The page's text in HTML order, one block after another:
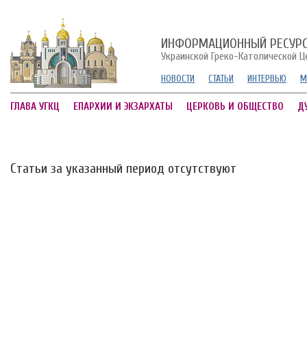
ИНФОРМАЦИОННЫЙ
Украинской Греко-Католической
НОВОСТИ СТАТЬИ ИНТЕРВЬЮ
ГЛАВА УГКЦ ЕПАРХИИ И ЭКЗАРХАТЫ ЦЕРКОВЬ И ОБЩЕСТВО
Статьи за указанный период отсутствуют